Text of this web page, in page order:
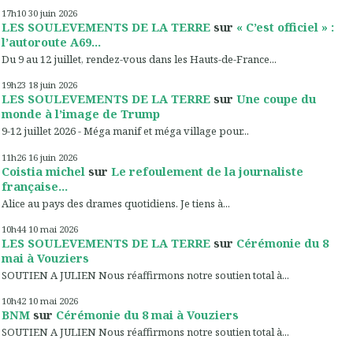
17h10 30 juin 2026
LES SOULEVEMENTS DE LA TERRE sur « C’est officiel » :
l’autoroute A69...
Du 9 au 12 juillet, rendez-vous dans les Hauts-de-France...
19h23 18 juin 2026
LES SOULEVEMENTS DE LA TERRE sur Une coupe du
monde à l’image de Trump
9-12 juillet 2026 - Méga manif et méga village pour...
11h26 16 juin 2026
Coistia michel sur Le refoulement de la journaliste
française...
Alice au pays des drames quotidiens. Je tiens à...
10h44 10 mai 2026
LES SOULEVEMENTS DE LA TERRE sur Cérémonie du 8
mai à Vouziers
SOUTIEN A JULIEN Nous réaffirmons notre soutien total à...
10h42 10 mai 2026
BNM sur Cérémonie du 8 mai à Vouziers
SOUTIEN A JULIEN Nous réaffirmons notre soutien total à...